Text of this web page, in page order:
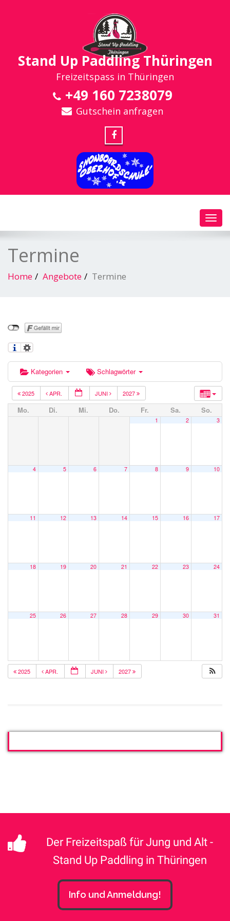
Stand Up Paddling Thüringen
Freizeitspass in Thüringen
+49 160 7238079
Gutschein anfragen
Termine
Home Angebote Termine
Kategorien Schlagwörter
2025 APR. JUNI 2027
Mo. Di. Mi. Do. Fr. Sa. So.
1 2 3
4 5 6 7 8 9 10
11 12 13 14 15 16 17
18 19 20 21 22 23 24
25 26 27 28 29 30 31
2025 APR. JUNI 2027
Der Freizeitspaß für Jung und Alt -
Stand Up Paddling in Thüringen
Info und Anmeldung!